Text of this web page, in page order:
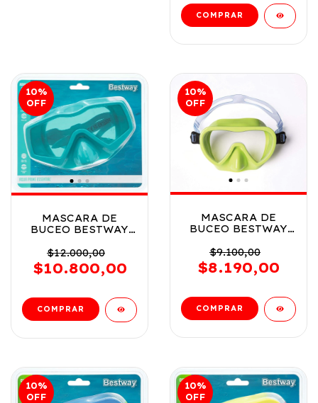
10%
OFF
MASCARA DE
BUCEO BESTWAY
VERDE
$12.000,00
$10.800,00
10%
OFF
MASCARA DE
BUCEO BESTWAY
3 ANOS VR1 22057
MASCARA VERDE
$9.100,00
$8.190,00
10%
OFF
10%
OFF